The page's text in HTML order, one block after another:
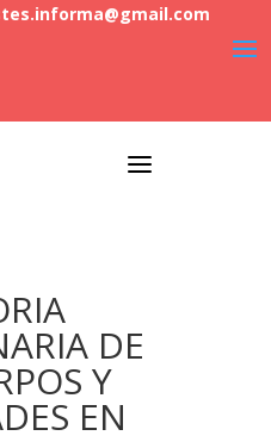
a
DE
Y
EN